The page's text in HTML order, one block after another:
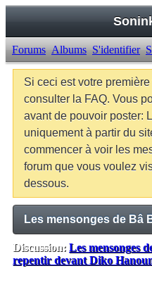
Forums Albums S'identifier
Si ceci est votre
consulter la FAQ. Vous
avant de pouvoir poster:
uniquement à partir du
commencer à voir les
forum que vous voulez
dessous.
Discussion: Les mensonges
repentir devant Diko